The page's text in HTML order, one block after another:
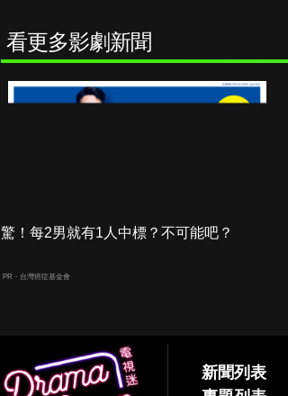
看更多影劇新聞
驚！每2男就有1人中標？不可能吧？
PR・台灣癌症基金會
新聞列表